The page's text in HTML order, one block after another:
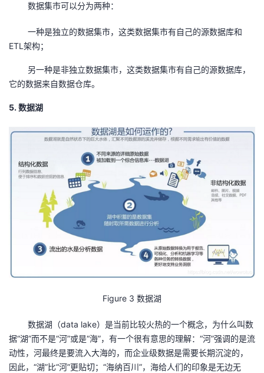
数据集市可以分为两种：
一种是独立的数据集市，这类数据集市有自己的源数据库和
ETL 架构；
另一种是非独立数据集市，这类数据集市有自己的源数据库，
它的数据来自数据仓库。
5. 数据湖
Figure 3 数据湖
数据湖（data lake）是当前比较火热的一个概念，为什么叫数
据“湖”而不是“河”或是“海”，有一个很有意思的理解：“河”强调的是流
动性，河最终是要流入大海的，而企业级数据是需要长期沉淀的，
因此，“湖”比“河”更贴切；“海纳百川”，海给人们的印象是无边无